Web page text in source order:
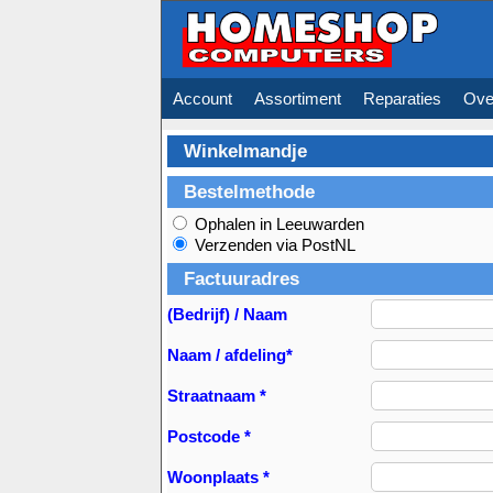
Account Assortiment Reparaties
Winkelmandje
Bestelmethode
Ophalen in Leeuwarden
Verzenden via PostNL
Factuuradres
(Bedrijf) / Naam
Naam / afdeling*
Straatnaam *
Postcode *
Woonplaats *